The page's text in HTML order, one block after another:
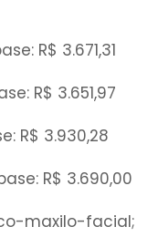
R$ 3.671,31
R$ 3.651,97
R$ 3.930,28
R$ 3.690,00
maxilo-facial;